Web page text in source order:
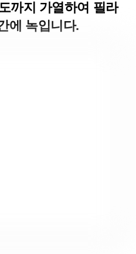
까지 가열하여 필라
에 녹입니다.